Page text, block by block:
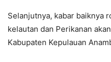
Selanjutnya, kabar baiknya
kelautan dan Perikanan
Kabupaten Kepulauan